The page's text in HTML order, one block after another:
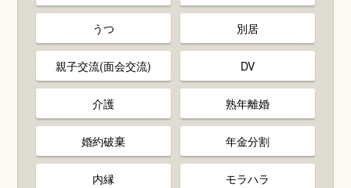
うつ 別居
親子交流(面会交流) DV
介護 熟年離婚
婚約破棄 年金分割
内縁 モラハラ